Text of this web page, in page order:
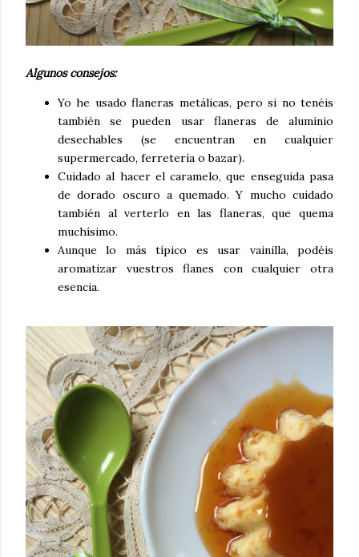
Algunos consejos:
Yo he usado flaneras metálicas, pero si no tenéis
también se pueden usar flaneras de aluminio
desechables (se encuentran en cualquier
supermercado, ferretería o bazar).
Cuidado al hacer el caramelo, que enseguida pasa
de dorado oscuro a quemado. Y mucho cuidado
también al verterlo en las flaneras, que quema
muchísimo.
Aunque lo más típico es usar vainilla, podéis
aromatizar vuestros flanes con cualquier otra
esencia.